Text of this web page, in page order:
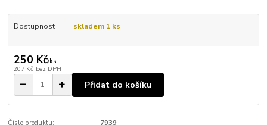
Dostupnost skladem 1 ks
250 Kč/ks
207 Kč bez DPH
Přidat do košíku
Číslo produktu:
7939